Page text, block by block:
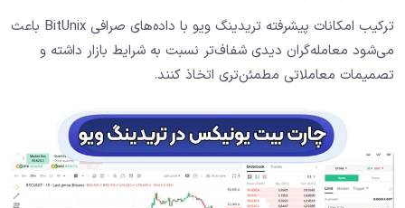
ترکیب امکانات پیشرفته تریدینگ ویو با داده‌های صرافی BitUnix باعث
می‌شود معامله‌گران دیدی شفاف‌تر نسبت به شرایط بازار داشته و
تصمیمات معاملاتی مطمئن‌تری اتخاذ کنند.